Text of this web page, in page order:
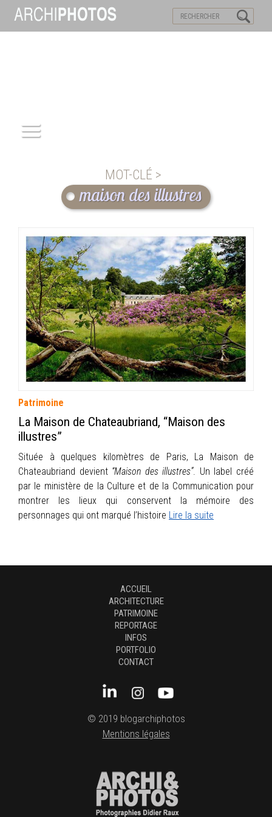
ARCHITECTURE
REPORTAGE
INFOS
PORTFOLIO
CONTACT
MOT-CLÉ >
maison des illustres
Patrimoine
La Maison de Chateaubriand, “Maison des
illustres”
Située à quelques kilomètres de Paris, La Maison de
Chateaubriand devient “Maison des illustres”. Un label créé
par le ministère de la Culture et de la Communication pour
montrer les lieux qui conservent la mémoire des
personnages qui ont marqué l’histoire Lire la suite
ACCUEIL
ARCHITECTURE
PATRIMOINE
REPORTAGE
INFOS
PORTFOLIO
CONTACT
© 2019 blogarchiphotos
Mentions légales